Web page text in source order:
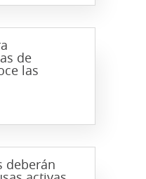
de
las
deberán